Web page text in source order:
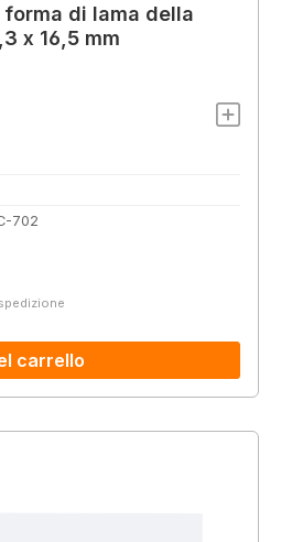
di lama della
x 16,5 mm
702
carrello